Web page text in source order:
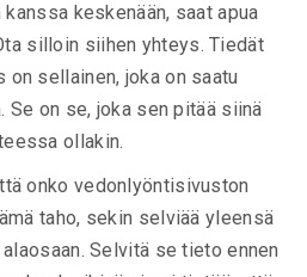
keskenään, saat apua
silloin siihen yhteys. Tiedät
on sellainen, joka on saatu
Se on se, joka sen pitää siinä
ollakin.
onko vedonlyöntisivuston
taho, sekin selviää yleensä
Selvitä se tieto ennen